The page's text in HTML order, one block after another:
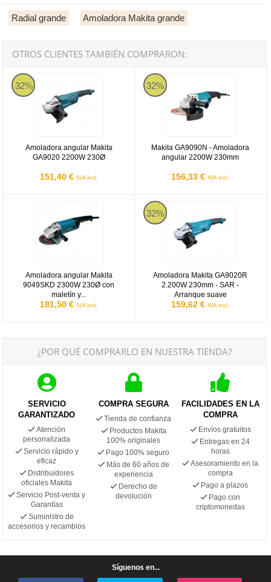
Radial grande Amoladora Makita grande
OTROS CLIENTES TAMBIÉN COMPRARON:
32%
Amoladora angular Makita
GA9020 2200W 230Ø
151,40 € IVA incl.
Amoladora angular Makita GA9020 2200W 230Ø
32%
Makita GA9090N - Amoladora
angular 2200W 230mm
156,33 € IVA incl.
Makita GA9090N
Amoladora angular Makita
9049SKD 2300W 230Ø con
maletín y...
181,50 € IVA incl.
Amoladora angular Makita 9049SKD 2300W 230Ø con maletín y
32%
Amoladora Makita GA9020R
2.200W 230mm - SAR -
Arranque suave
159,62 € IVA incl.
Amoladora Makita GA9020R
¿POR QUÉ COMPRARLO EN NUESTRA TIENDA?
SERVICIO
GARANTIZADO
Atención
personalizada
Servicio rápido y
eficaz
Distribuidores
oficiales Makita
Servicio Post-venta y
Garantías
Suministro de
accesorios y recambios
COMPRA SEGURA
Tienda de confianza
Productos Makita
100% originales
Pago 100% seguro
Más de 60 años de
experiencia
Derecho de
devolución
FACILIDADES EN LA
COMPRA
Envíos gratuitos
Entregas en 24
horas
Asesoramiento en la
compra
Pago a plazos
Pago con
criptomonedas
Síguenos en...